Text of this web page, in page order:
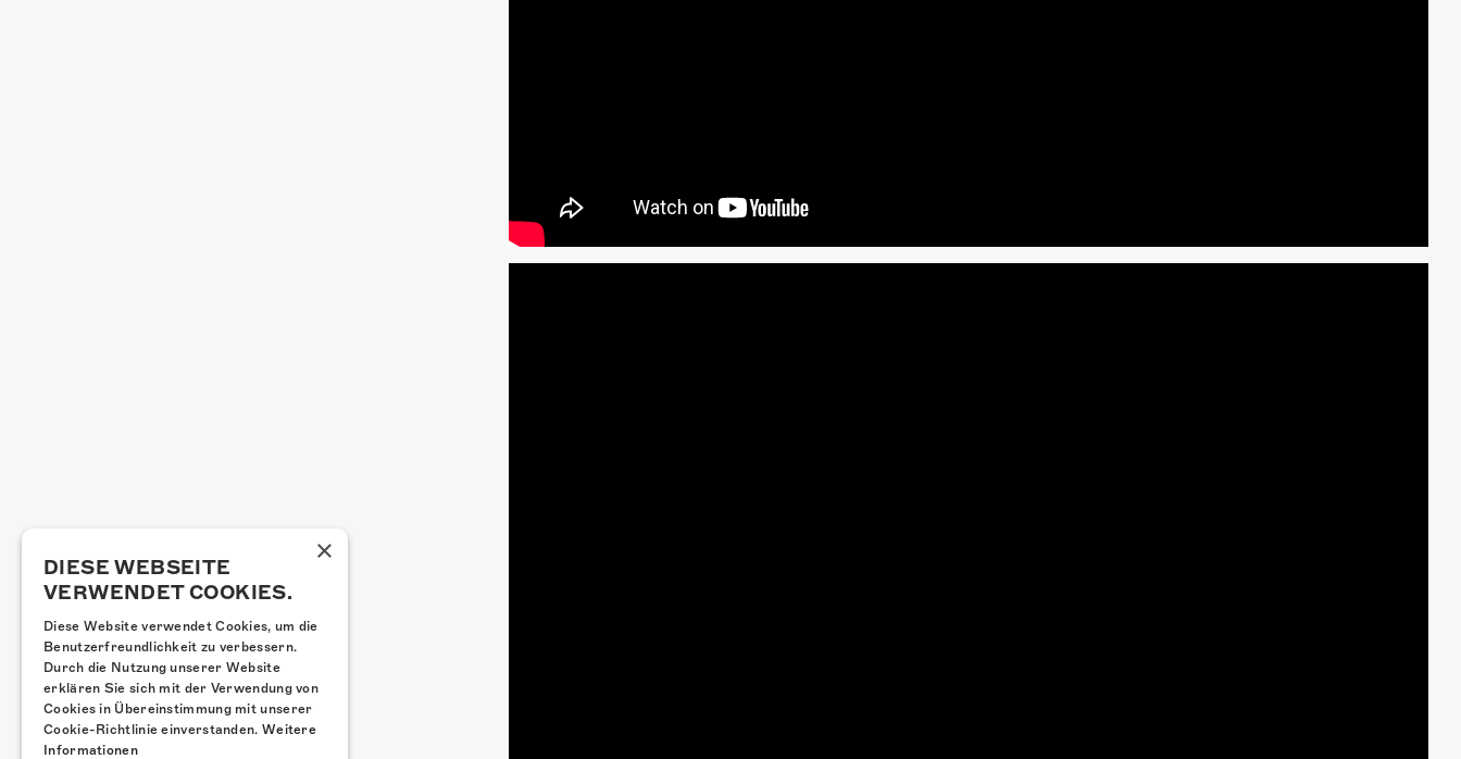
×
DIESE WEBSEITE
VERWENDET COOKIES.
Diese Website verwendet Cookies, um die
Benutzerfreundlichkeit zu verbessern.
Durch die Nutzung unserer Website
erklären Sie sich mit der Verwendung von
Cookies in Übereinstimmung mit unserer
Cookie-Richtlinie einverstanden. Weitere
Informationen